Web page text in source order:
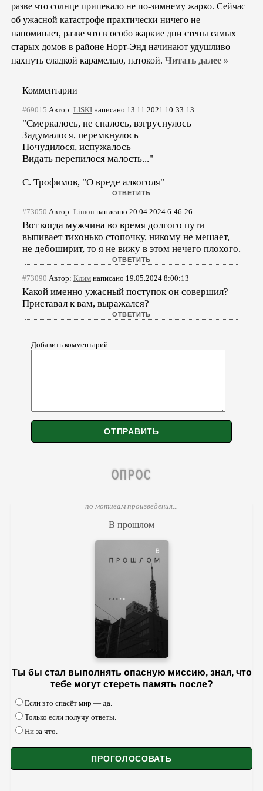
разве что солнце припекало не по-зимнему жарко. Сейчас
об ужасной катастрофе практически ничего не
напоминает, разве что в особо жаркие дни стены самых
старых домов в районе Норт-Энд начинают удушливо
пахнуть сладкой карамелью, патокой. Читать далее »
Комментарии
#69015 Автор: LISKI написано 13.11.2021 10:33:13
"Смеркалось, не спалось, взгруснулось
Задумалося, перемкнулось
Почудилося, испужалось
Видать перепилося малость..."
С. Трофимов, "О вреде алкоголя"
#73050 Автор: Limon написано 20.04.2024 6:46:26
Вот когда мужчина во время долгого пути
выпивает тихонько стопочку, никому не мешает,
не дебоширит, то я не вижу в этом нечего плохого.
#73090 Автор: Клим написано 19.05.2024 8:00:13
Какой именно ужасный поступок он совершил?
Приставал к вам, выражался?
Добавить комментарий
ОПРОС
по мотивам произведения...
В прошлом
Ты бы стал выполнять опасную миссию, зная, что
тебе могут стереть память после?
Если это спасёт мир — да.
Только если получу ответы.
Ни за что.